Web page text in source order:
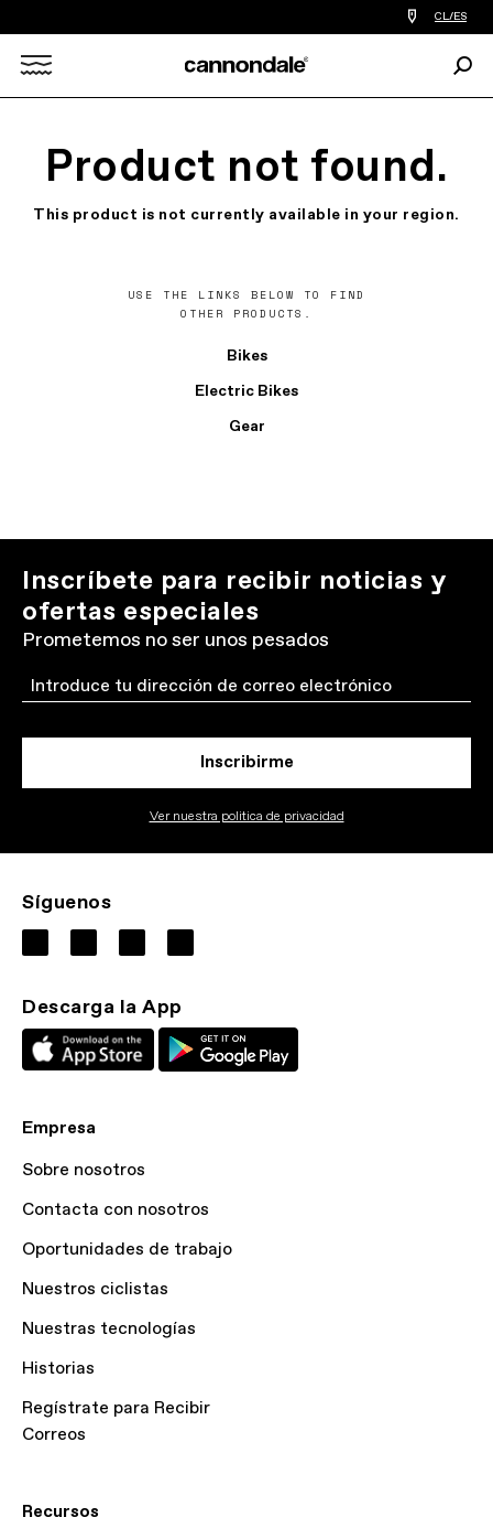
Encontrar
tiedas
bicicletas
de
CL/ES
Product not found.
This product is not currently available in your region.
USE THE LINKS BELOW TO FIND
OTHER PRODUCTS.
Bikes
Electric Bikes
Gear
Inscríbete para recibir noticias y
ofertas especiales
Prometemos no ser unos pesados
Email
Inscribirme
Ver nuestra politica de privacidad
Síguenos
Descarga la App
Empresa
Sobre nosotros
Contacta con nosotros
Oportunidades de trabajo
Nuestros ciclistas
Nuestras tecnologías
Historias
Regístrate para Recibir
Correos
Recursos